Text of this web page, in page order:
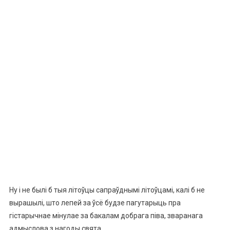
Ну і не былі б тыя літоўцы сапраўднымі літоўцамі, калі б не
вырашылі, што лепей за ўсё будзе пагутарыць пра
гістарычнае мінулае за бакалам добрага піва, зваранага
адмыслова з нагоды свята.